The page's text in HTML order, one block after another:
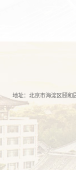
地址：北京市海淀区颐